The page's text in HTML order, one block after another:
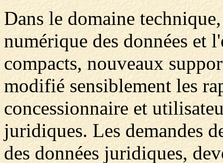
Dans le domaine
numérique des données et
compacts, nouveaux
modifié sensiblement les
concessionnaire et
juridiques. Les demandes
des données juridiques,